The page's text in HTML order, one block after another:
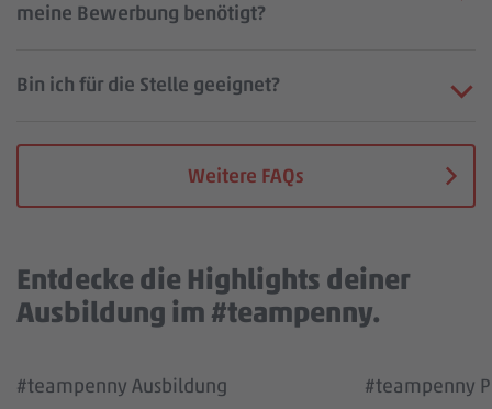
meine Bewerbung benötigt?
Bin ich für die Stelle geeignet?
Weitere FAQs
Entdecke die Highlights deiner
Ausbildung im #teampenny.
Wir benötigen deine Zustimmung, um den
YouTube Video Service zu laden!
#teampenny Ausbildung
Wir
YouTube
#teampenny